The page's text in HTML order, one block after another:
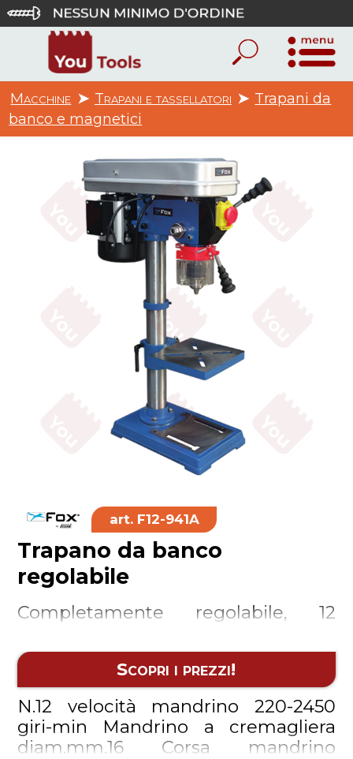
1
Macchine ➤ Trapani e tassellatori ➤ Trapani da
banco e magnetici
F12-941A
Trapano da banco
regolabile
Completamente regolabile, 12
Scopri i prezzi!
N.12 velocità mandrino 220-2450
giri-min Mandrino a cremagliera
diam.mm.16 Corsa mandrino